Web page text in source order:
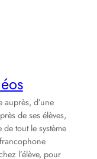
d’une
de ses élèves,
de tout le système
l’élève, pour